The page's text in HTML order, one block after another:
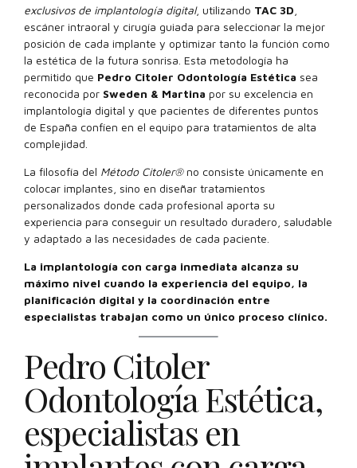
exclusivos de implantología digital, utilizando TAC 3D
escáner intraoral y cirugía guiada para seleccionar la mejor
posición de cada implante y optimizar tanto la función como
la estética de la futura sonrisa. Esta metodología ha
permitido que Pedro Citoler Odontología Estética sea
reconocida por Sweden & Martina por su excelencia en
implantología digital y que pacientes de diferentes puntos
de España confíen en el equipo para tratamientos de alta
complejidad.
La filosofía del Método Citoler®no consiste únicamente en
colocar implantes, sino en diseñar tratamientos
personalizados donde cada profesional aporta su
experiencia para conseguir un resultado duradero, saludable
y adaptado a las necesidades de cada paciente.
La implantología con carga inmediata alcanza su
máximo nivel cuando la experiencia del equipo, la
planificación digital y la coordinación entre
especialistas trabajan como un único proceso clínico.
Pedro Citoler
Odontología Estética,
especialistas en